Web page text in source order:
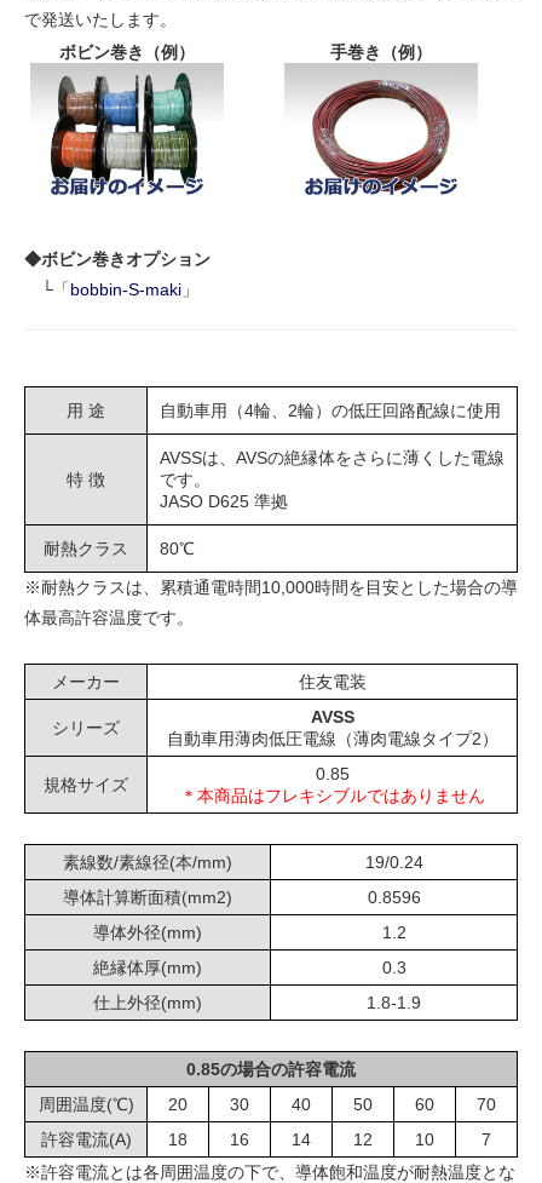
で発送いたします。
ボビン巻き（例）
手巻き（例）
◆ボビン巻きオプション
└「bobbin-S-maki 」
用 途 自動車用（4輪、2輪）の低圧回路配線に使用
特 徴
AVSSは、AVSの絶縁体をさらに薄くした電線
です。
JASO D625 準拠
耐熱クラス
80℃
※耐熱クラスは、累積通電時間10,000時間を目安とした場合の導
体最高許容温度です。
メーカー 住友電装
シリーズ
AVSS
自動車用薄肉低圧電線（薄肉電線タイプ2）
規格サイズ
0.85
＊本商品はフレキシブルではありません
素線数/素線径(本/mm)
19/0.24
導体計算断面積(mm2)
0.8596
導体外径(mm)
1.2
絶縁体厚(mm)
0.3
仕上外径(mm)
1.8-1.9
0.85の場合の許容電流
周囲温度(℃)
20 30 40 50 60
70
許容電流(A)
18 16 14 12 10
7
※許容電流とは各周囲温度の下で、導体飽和温度が耐熱温度とな